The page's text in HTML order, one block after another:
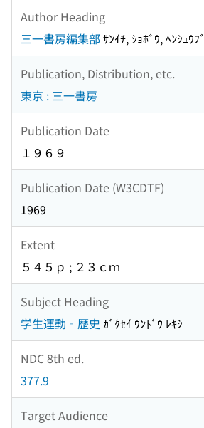
Author Heading
三一書房編集部ｻﾝｲﾁ, ｼｮﾎﾞｳ, ﾍﾝｼｭｳﾌﾞ
Publication, Distribution, etc.
東京 : 三一書房
Publication Date
１９６９
Publication Date (W3CDTF)
1969
Extent
５４５ｐ ; ２３ｃｍ
Subject Heading
学生運動‐歴史 ｶﾞｸｾｲ ｳﾝﾄﾞｳ ﾚｷｼ
NDC 8th ed.
377.9
Target Audience